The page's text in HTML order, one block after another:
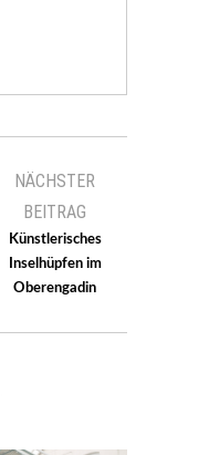
NÄCHSTER
BEITRAG
Künstlerisches
Inselhüpfen im
Oberengadin